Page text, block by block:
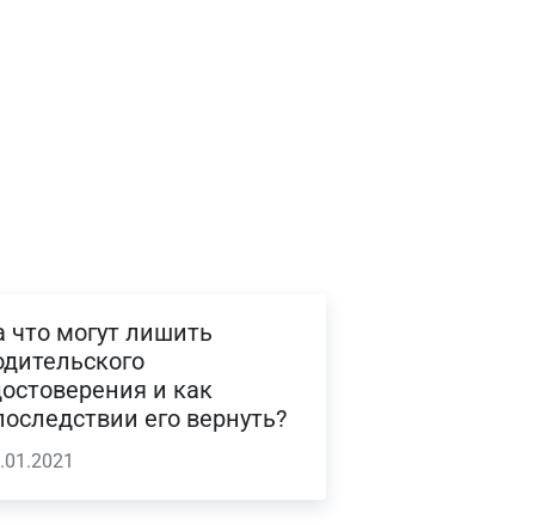
что могут лишить
и как
его вернуть?